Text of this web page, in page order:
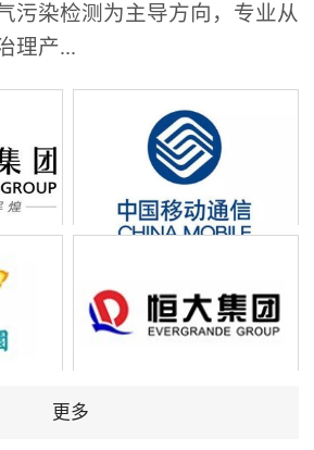
污染检测为主导方向，专业从
理产...
更多